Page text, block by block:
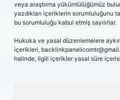
veya araştırma yükümlülüğümüz
yazdıkları içeriklerin sorumluluğunu
bu sorumluluğu kabul etmiş sayılırlar.
Hukuka ve yasal düzenlemelere
içerikleri,
halinde, ilgili içerikler yasal süre